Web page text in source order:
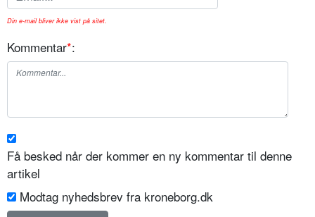
Din e-mail bliver ikke vist på sitet.
Kommentar*:
Få besked når der kommer en ny kommentar til denne
artikel
Modtag nyhedsbrev fra kroneborg.dk